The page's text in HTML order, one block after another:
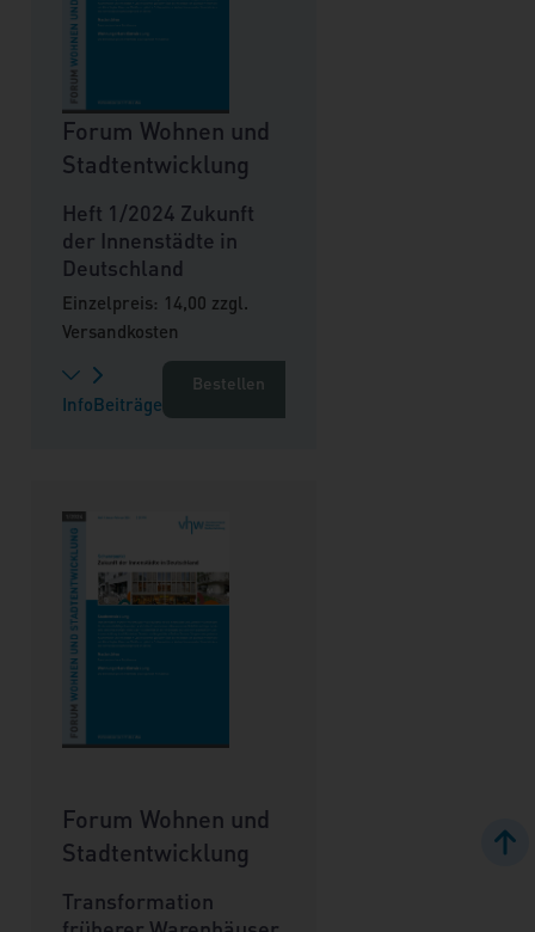
Forum Wohnen und
Stadtentwicklung
Heft 1/2024 Zukunft
der Innenstädte in
Deutschland
Einzelpreis: 14,00 zzgl.
Versandkosten
InfoBeiträge
Bestellen
Forum Wohnen und
Stadtentwicklung
Transformation